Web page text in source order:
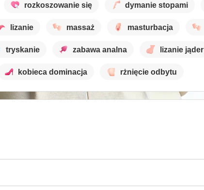
rozkoszowanie się dymanie stopami
lizanie massaż masturbacja
tryskanie zabawa analna lizanie jąder
kobieca dominacja rżnięcie odbytu